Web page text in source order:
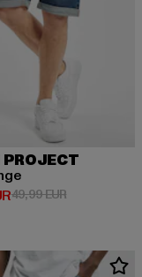
PROJECT
Preis: 20,00 EUR
49,99 EURAktionspreis: